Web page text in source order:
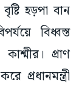
হড়পা বান
বিধ্বস্ত
প্রাণ
প্রধানমন্ত্রী